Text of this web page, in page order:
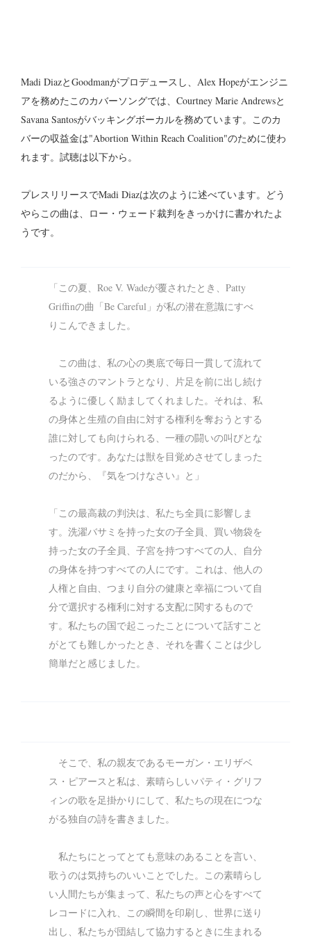
Madi DiazとGoodmanがプロデュースし、Alex Hopeがエンジニ
アを務めたこのカバーソングでは、Courtney Marie Andrewsと
Savana Santosがバッキングボーカルを務めています。このカ
バーの収益金は"Abortion Within Reach Coalition"のために使わ
れます。試聴は以下から。
プレスリリースでMadi Diazは次のように述べています。どう
やらこの曲は、ロー・ウェード裁判をきっかけに書かれたよ
うです。
「この夏、Roe V. Wadeが覆されたとき、Patty
Griffinの曲「Be Careful」が私の潜在意識にすべ
りこんできました。
この曲は、私の心の奥底で毎日一貫して流れて
いる強さのマントラとなり、片足を前に出し続け
るように優しく励ましてくれました。それは、私
の身体と生殖の自由に対する権利を奪おうとする
誰に対しても向けられる、一種の闘いの叫びとな
ったのです。あなたは獣を目覚めさせてしまった
のだから、『気をつけなさい』と」
「この最高裁の判決は、私たち全員に影響しま
す。洗濯バサミを持った女の子全員、買い物袋を
持った女の子全員、子宮を持つすべての人、自分
の身体を持つすべての人にです。これは、他人の
人権と自由、つまり自分の健康と幸福について自
分で選択する権利に対する支配に関するもので
す。私たちの国で起こったことについて話すこと
がとても難しかったとき、それを書くことは少し
簡単だと感じました。
そこで、私の親友であるモーガン・エリザベ
ス・ピアースと私は、素晴らしいパティ・グリフ
ィンの歌を足掛かりにして、私たちの現在につな
がる独自の詩を書きました。
私たちにとってとても意味のあることを言い、
歌うのは気持ちのいいことでした。この素晴らし
い人間たちが集まって、私たちの声と心をすべて
レコードに入れ、この瞬間を印刷し、世界に送り
出し、私たちが団結して協力するときに生まれる